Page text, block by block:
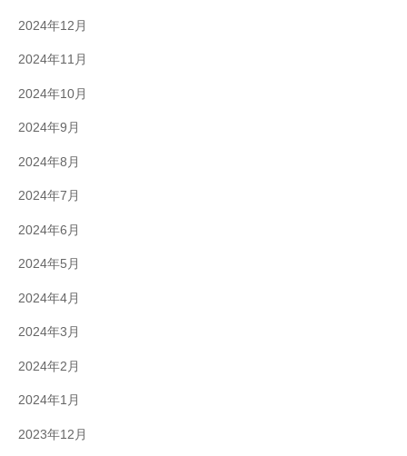
2024年12月
2024年11月
2024年10月
2024年9月
2024年8月
2024年7月
2024年6月
2024年5月
2024年4月
2024年3月
2024年2月
2024年1月
2023年12月